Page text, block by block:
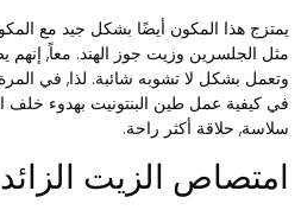
هذا المكون أيضًا بشكل جيد مع
الجلسرين وزيت جوز الهند. معاً, إنهم
بشكل لا تشوبه شائبة. لذا, في المرة
كيفية عمل طين البنتونيت بهدوء خلف
حلاقة أكثر راحة.
الزيت الزائد